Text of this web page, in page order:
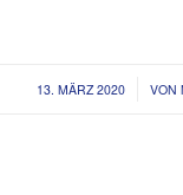
13. MÄRZ 2020
/ VON